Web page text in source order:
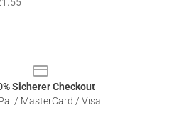
Sicherer Checkout
/ MasterCard / Visa